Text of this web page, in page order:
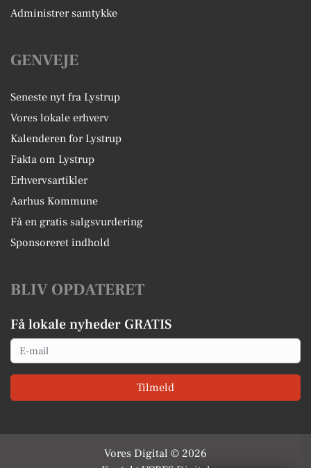
Administrer samtykke
GENVEJE
Seneste nyt fra Lystrup
Vores lokale erhverv
Kalenderen for Lystrup
Fakta om Lystrup
Erhvervsartikler
Aarhus Kommune
Få en gratis salgsvurdering
Sponsoreret indhold
BLIV OPDATERET
Få lokale nyheder GRATIS
Email
Tilmeld
Vores Digital © 2026